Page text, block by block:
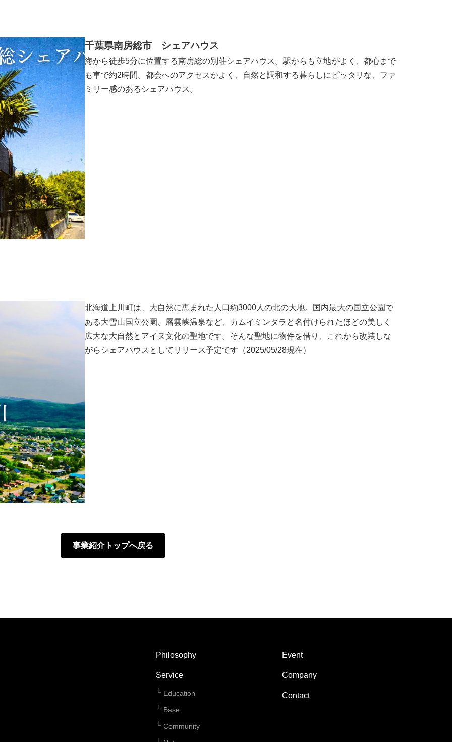
千葉県南房総市 シェアハウス
海から徒歩5分に位置する南房総の別荘シェアハウス。駅からも立地がよく、都心まで
も車で約2時間。都会へのアクセスがよく、自然と調和する暮らしにピッタリな、ファ
ミリー感のあるシェアハウス。
北海道上川町は、大自然に恵まれた人口約3000人の北の大地。国内最大の国立公園で
ある大雪山国立公園、層雲峡温泉など、カムイミンタラと名付けられたほどの美しく
広大な大自然とアイヌ文化の聖地です。そんな聖地に物件を借り、これから改装しな
がらシェアハウスとしてリリース予定です（2025/05/28現在）
事業紹介トップへ戻る
Philosophy
Service
Education
Base
Community
Event
Company
Contact